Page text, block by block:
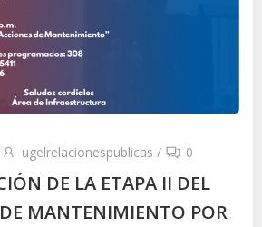
ugelrelacionespublicas / 0
DE LA ETAPA II DEL
MANTENIMIENTO POR